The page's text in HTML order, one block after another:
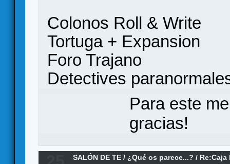
Colonos Roll & Write
Tortuga + Expansion
Foro Trajano
Detectives
Para este
gracias!
SALÓN DE TE /¿Qué os parece...? /